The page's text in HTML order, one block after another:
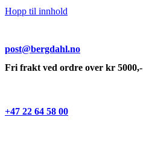
Hopp til innhold
post@bergdahl.no
Fri frakt ved ordre over kr 5000,-
+47 22 64 58 00